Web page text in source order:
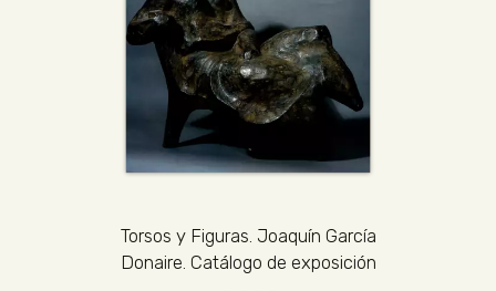
Torsos y Figuras. Joaquín García
Donaire. Catálogo de exposición